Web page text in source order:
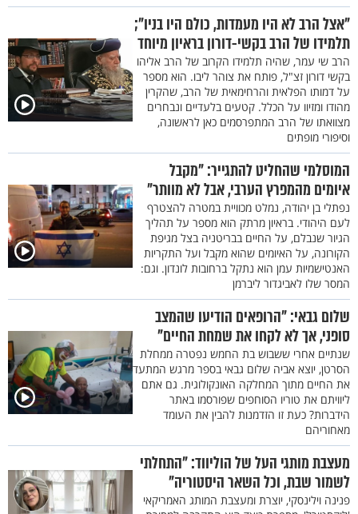
"אצל הרב לא היו מעמדות, כולם היו בניו";
תלמידו של הרב בקשי-דורון בראיון מיוחד
הרב שי עמר, שהיה תלמידו הקרוב של הרב אליהו
בקשי דורון זצ"ל, פותח את צוהר ליבו. הוא מספר
על דמותו הפלאית והרחימאית של הרב, שהקרין
מהודו ומזיוו על הכלל. קטעים בלעדיים ונבחרים
מצוואתו של הרב המתפרסמים כאן לראשונה,
וסיפורי מופתים
המוסלמי שהחליט להתגייר: "מקבל
איומים מהמפרץ הערבי, אבל לא מוותר"
נפתלי בן יהודה, נמלט מכוויית במטרה להצטרף
לעם היהודי. בראיון מרתק הוא מספר על תהליך
הגיור שנבלם, על החיים בבריטניה בצל מגיפת
הקורונה, על האיומים שהוא מקבל ועל התקריות
האנטישמיות עמן הוא נתקל ברחובות לונדון. וגם:
המסר שלו לאביגדור ליברמן
שלום גבאי: "הרופאים הודיעו שהמצב
סופני, אך לא לקחו את שמחת החיים"
שנתיים אחרי ששבוש בת החמש נפטרה ממחלת
הסרטן, יוצא אביה שלום גבאי בספר מרגש המתעד
את החיים מתוך המחלקה האונקולוגית. גם אתם
ליוויתם את טוריו הסוחפים שפורסמו באתר
הידברות? כעת זו הזדמנות להבין את העומד
מאחוריהם
מעצבת מותגי העל של הוליווד: "התחלתי
לשמור שבת, וכל השאר היסטוריה"
פנינה וילינסקי, יוצרת ומעצבת המותג האמריקאי